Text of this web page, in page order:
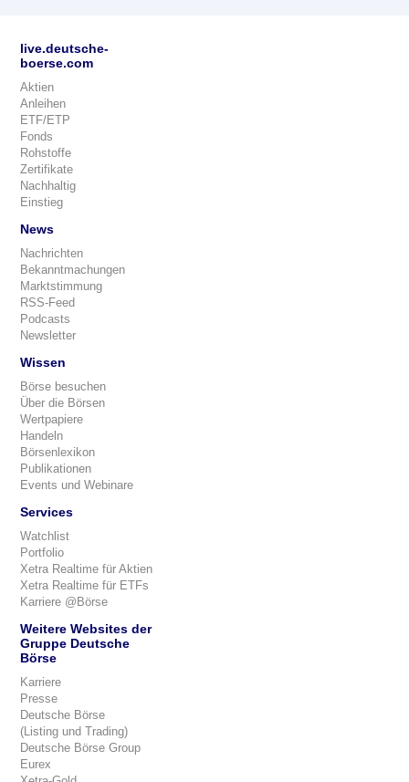
live.deutsche-
boerse.com
Aktien
Anleihen
ETF/ETP
Fonds
Rohstoffe
Zertifikate
Nachhaltig
Einstieg
News
Nachrichten
Bekanntmachungen
Marktstimmung
RSS-Feed
Podcasts
Newsletter
Wissen
Börse besuchen
Über die Börsen
Wertpapiere
Handeln
Börsenlexikon
Publikationen
Events und Webinare
Services
Watchlist
Portfolio
Xetra Realtime für Aktien
Xetra Realtime für ETFs
Karriere @Börse
Weitere Websites der
Gruppe Deutsche
Börse
Karriere
Presse
Deutsche Börse
(Listing und Trading)
Deutsche Börse Group
Eurex